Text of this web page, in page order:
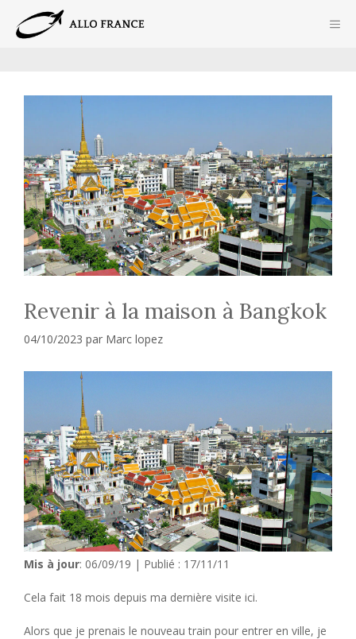
contenu
Revenir à la maison à Bangkok
04/10/2023 par Marc lopez
Mis à jour: 06/09/19 | Publié : 17/11/11
Cela fait 18 mois depuis ma dernière visite ici.
Alors que je prenais le nouveau train pour entrer en ville, je